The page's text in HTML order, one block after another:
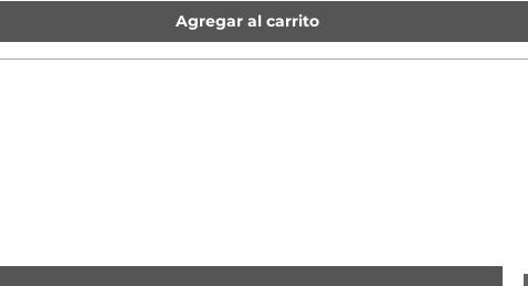
Agregar al carrito